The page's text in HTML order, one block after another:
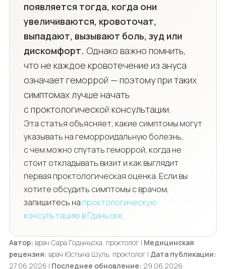
появляется тогда, когда они
увеличиваются, кровоточат,
выпадают, вызывают боль, зуд или
дискомфорт. Однако важно помнить,
что не каждое кровотечение из ануса
означает геморрой — поэтому при таких
симптомах лучше начать
с проктологической консультации.
Эта статья объясняет, какие симптомы могут
указывать на геморроидальную болезнь,
с чем можно спутать геморрой, когда не
стоит откладывать визит и как выглядит
первая проктологическая оценка. Если вы
хотите обсудить симптомы с врачом,
запишитесь на проктологическую
консультацию в Гданьске.
Автор: врач Сара Годыньска, проктолог | Медицинская
рецензия: врач Юстына Шуль, проктолог | Дата публикации:
27.06.2026 | Последнее обновление: 29.06.2026